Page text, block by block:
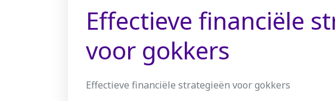
Effectieve financiële
voor gokkers
Effectieve financiële strategieën voor gokkers